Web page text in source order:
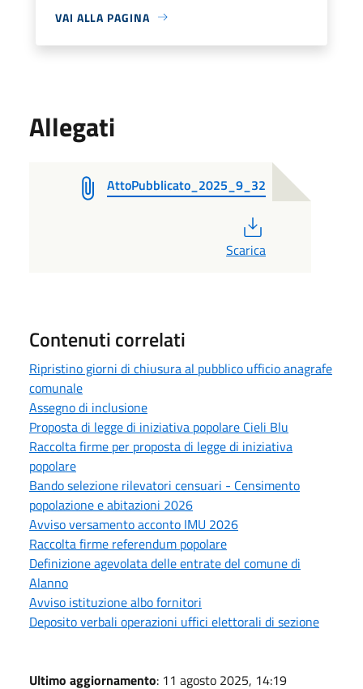
VAI ALLA PAGINA
Allegati
AttoPubblicato_2025_9_32
Scarica
Contenuti correlati
Ripristino giorni di chiusura al pubblico ufficio anagrafe
comunale
Assegno di inclusione
Proposta di legge di iniziativa popolare Cieli Blu
Raccolta firme per proposta di legge di iniziativa
popolare
Bando selezione rilevatori censuari - Censimento
popolazione e abitazioni 2026
Avviso versamento acconto IMU 2026
Raccolta firme referendum popolare
Definizione agevolata delle entrate del comune di
Alanno
Avviso istituzione albo fornitori
Deposito verbali operazioni uffici elettorali di sezione
Ultimo aggiornamento: 11 agosto 2025, 14:19